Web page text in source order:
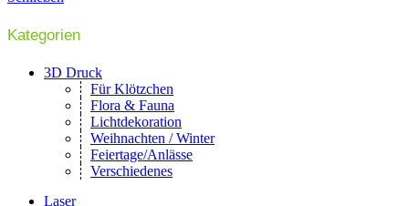
Kategorien
3D Druck
Für Klötzchen
Flora & Fauna
Lichtdekoration
Weihnachten / Winter
Feiertage/Anlässe
Verschiedenes
Laser